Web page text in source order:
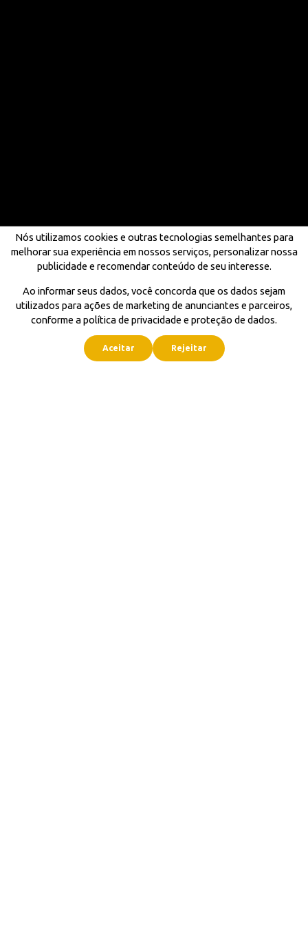
Nós utilizamos cookies e outras tecnologias semelhantes para
melhorar sua experiência em nossos serviços, personalizar nossa
publicidade e recomendar conteúdo de seu interesse.
Ao informar seus dados, você concorda que os dados sejam
utilizados para ações de marketing de anunciantes e parceiros,
conforme a política de privacidade e proteção de dados.
Aceitar Rejeitar